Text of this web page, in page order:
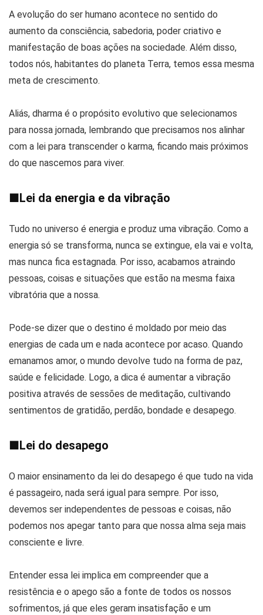
A evolução do ser humano acontece no sentido do
aumento da consciência, sabedoria, poder criativo e
manifestação de boas ações na sociedade. Além disso,
todos nós, habitantes do planeta Terra, temos essa mesma
meta de crescimento.
Aliás, dharma é o propósito evolutivo que selecionamos
para nossa jornada, lembrando que precisamos nos alinhar
com a lei para transcender o karma, ficando mais próximos
do que nascemos para viver.
■Lei da energia e da vibração
Tudo no universo é energia e produz uma vibração. Como a
energia só se transforma, nunca se extingue, ela vai e volta,
mas nunca fica estagnada. Por isso, acabamos atraindo
pessoas, coisas e situações que estão na mesma faixa
vibratória que a nossa.
Pode-se dizer que o destino é moldado por meio das
energias de cada um e nada acontece por acaso. Quando
emanamos amor, o mundo devolve tudo na forma de paz,
saúde e felicidade. Logo, a dica é aumentar a vibração
positiva através de sessões de meditação, cultivando
sentimentos de gratidão, perdão, bondade e desapego.
■Lei do desapego
O maior ensinamento da lei do desapego é que tudo na vida
é passageiro, nada será igual para sempre. Por isso,
devemos ser independentes de pessoas e coisas, não
podemos nos apegar tanto para que nossa alma seja mais
consciente e livre.
Entender essa lei implica em compreender que a
resistência e o apego são a fonte de todos os nossos
sofrimentos, já que eles geram insatisfação e um